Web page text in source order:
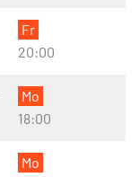
Fr
20:00
Mo
18:00
Mo